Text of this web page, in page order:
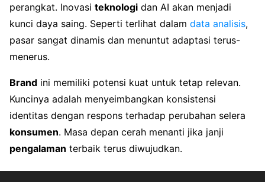
perangkat. Inovasi teknologi dan AI akan menjadi
kunci daya saing. Seperti terlihat dalam data analisis,
pasar sangat dinamis dan menuntut adaptasi terus-
menerus.
Brand ini memiliki potensi kuat untuk tetap relevan.
Kuncinya adalah menyeimbangkan konsistensi
identitas dengan respons terhadap perubahan selera
konsumen. Masa depan cerah menanti jika janji
pengalaman terbaik terus diwujudkan.